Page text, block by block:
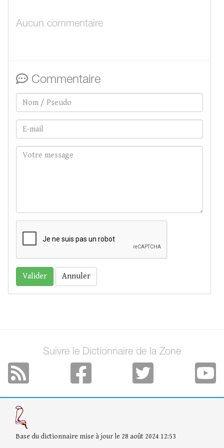
Aucun commentaire
Commentaire
Annuler
Suivre le Dictionnaire de la Zone
Base du dictionnaire mise à jour le 28 août 2024 12:53